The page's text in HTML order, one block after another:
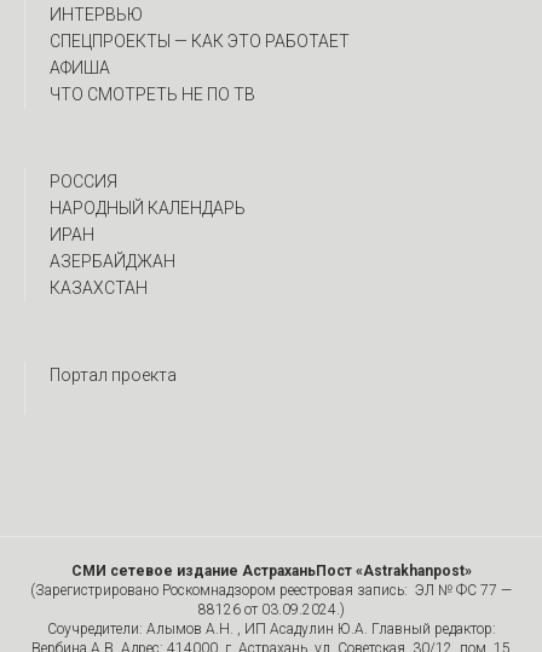
ИНТЕРВЬЮ
CПЕЦПРОЕКТЫ — КАК ЭТО РАБОТАЕТ
АФИША
ЧТО СМОТРЕТЬ НЕ ПО ТВ
РОССИЯ
НАРОДНЫЙ КАЛЕНДАРЬ
ИРАН
АЗЕРБАЙДЖАН
КАЗАХСТАН
Портал проекта
СМИ сетевое издание АстраханьПост «Astrakhanpost»
(Зарегистрировано Роскомнадзором реестровая запись: ЭЛ № ФС 77 —
88126 от 03.09.2024.)
Соучредители: Алымов А.Н. , ИП Асадулин Ю.А. Главный редактор:
Вербина А.В. Адрес: 414000, г. Астрахань, ул. Советская, 30/12, пом. 15